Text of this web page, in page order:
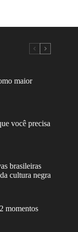
maior
você precisa
brasileiras
cultura negra
momentos